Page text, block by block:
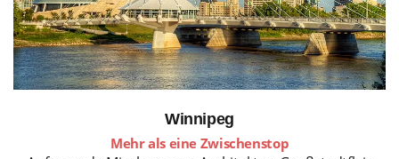
Winnipeg
Mehr als eine Zwischenstop